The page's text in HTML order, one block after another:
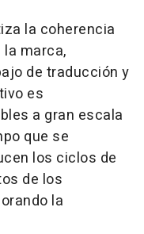
la coherencia
marca,
de traducción y
es
a gran escala
que se
los ciclos de
de los
la